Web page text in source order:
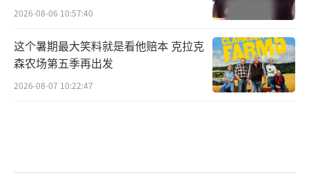
2026-08-06 10:57:40
这个暑期最大笑料就是看他赔本 克拉克
森农场第五季再出发
2026-08-07 10:22:47